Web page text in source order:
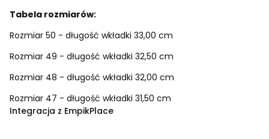
Tabela rozmiarów:
Rozmiar 50 - długość wkładki 33,00 cm
Rozmiar 49 - długość wkładki 32,50 cm
Rozmiar 48 - długość wkładki 32,00 cm
Rozmiar 47 - długość wkładki 31,50 cm
Integracja z EmpikPlace